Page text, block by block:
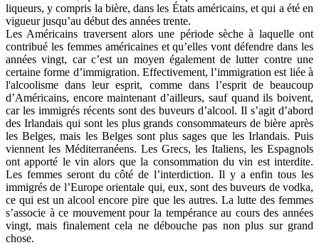
liqueurs, y compris la bière, dans les États américains, et qui a été en
vigueur jusqu’au début des années trente.
Les Américains traversent alors une période sèche à laquelle ont
contribué les femmes américaines et qu’elles vont défendre dans les
années vingt, car c’est un moyen également de lutter contre une
certaine forme d’immigration. Effectivement, l’immigration est liée à
l'alcoolisme dans leur esprit, comme dans l’esprit de beaucoup
d’Américains, encore maintenant d’ailleurs, sauf quand ils boivent,
car les immigrés récents sont des buveurs d’alcool. Il s’agit d’abord
des Irlandais qui sont les plus grands consommateurs de bière après
les Belges, mais les Belges sont plus sages que les Irlandais. Puis
viennent les Méditerranéens. Les Grecs, les Italiens, les Espagnols
ont apporté le vin alors que la consommation du vin est interdite.
Les femmes seront du côté de l’interdiction. Il y a enfin tous les
immigrés de l’Europe orientale qui, eux, sont des buveurs de vodka,
ce qui est un alcool encore pire que les autres. La lutte des femmes
s’associe à ce mouvement pour la tempérance au cours des années
vingt, mais finalement cela ne débouche pas non plus sur grand
chose.